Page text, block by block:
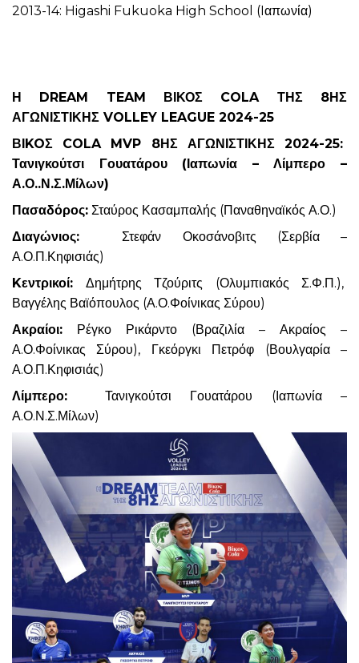
2013-14: Higashi Fukuoka High School (Iαπωνία)
Η DREAM TEAM ΒΙΚΟΣ COLA ΤΗΣ 8ΗΣ
ΑΓΩΝΙΣΤΙΚΗΣ VOLLEY LEAGUE 2024-25
ΒΙKOΣ COLA MVP 8ΗΣ ΑΓΩΝΙΣΤΙΚΗΣ 2024-25:
Τανιγκούτσι Γουατάρου (Ιαπωνία – Λίμπερο –
Α.Ο..Ν.Σ.Μίλων)
Πασαδόρος: Σταύρος Κασαμπαλής (Παναθηναϊκός Α.Ο.)
Διαγώνιος:
Στεφάν Οκοσάνοβιτς (Σερβία –
Α.Ο.Π.Κηφισιάς)
Kεντρικοί: Δημήτρης Τζούριτς (Ολυμπιακός Σ.Φ.Π.),
Βαγγέλης Βαϊόπουλος (Α.Ο.Φοίνικας Σύρου)
Ακραίοι: Ρέγκο Ρικάρντο (Βραζιλία – Ακραίος –
Α.Ο.Φοίνικας Σύρου), Γκεόργκι Πετρόφ (Βουλγαρία –
Α.Ο.Π.Κηφισιάς)
Λίμπερο: Τανιγκούτσι Γουατάρου (Ιαπωνία –
Α.Ο.Ν.Σ.Μίλων)